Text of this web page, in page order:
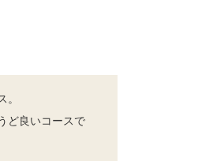
ど良いコースで